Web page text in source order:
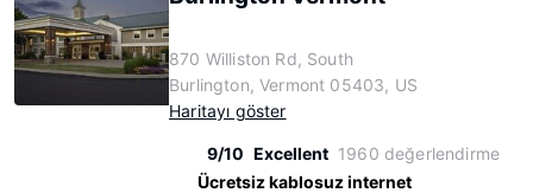
870 Williston Rd, South
Burlington, Vermont 05403, US
Haritayı göster
9/10 Excellent 1960 değerlendirme
Ücretsiz kablosuz internet